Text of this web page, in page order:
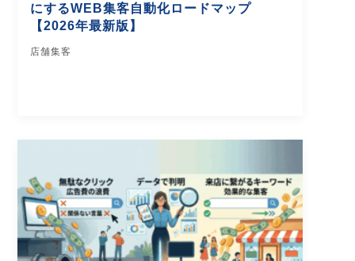
にするWEB集客自動化ロードマップ
【2026年最新版】
店舗集客